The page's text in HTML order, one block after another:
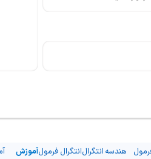
هندسه انتگرالانتگرال فرمولآموزش